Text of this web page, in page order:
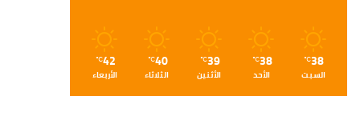
38
℃
السبت
38
℃
الأحد
39
℃
الأثنين
40
℃
الثلاثاء
42
℃
الأربعاء